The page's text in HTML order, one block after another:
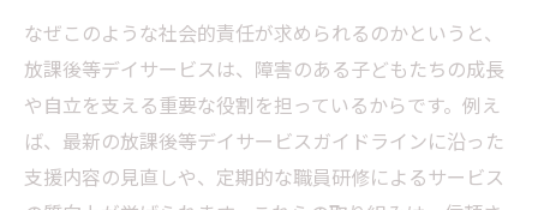
なぜこのような社会的責任が求められるのかというと、
放課後等デイサービスは、障害のある子どもたちの成長
や自立を支える重要な役割を担っているからです。例え
ば、最新の放課後等デイサービスガイドラインに沿った
支援内容の見直しや、定期的な職員研修によるサービス